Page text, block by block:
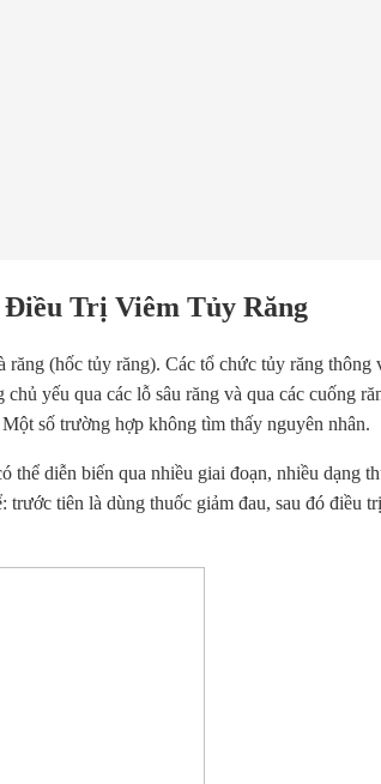
Trị Viêm Tủy Răng
(hốc tủy răng). Các tổ chức tủy răng
yếu qua các lỗ sâu răng và qua các cuống
số trường hợp không tìm thấy nguyên nhân.
thể diễn biến qua nhiều giai đoạn, nhiều dạng
tiên là dùng thuốc giảm đau, sau đó